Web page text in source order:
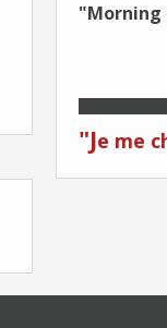
"Je me charge de